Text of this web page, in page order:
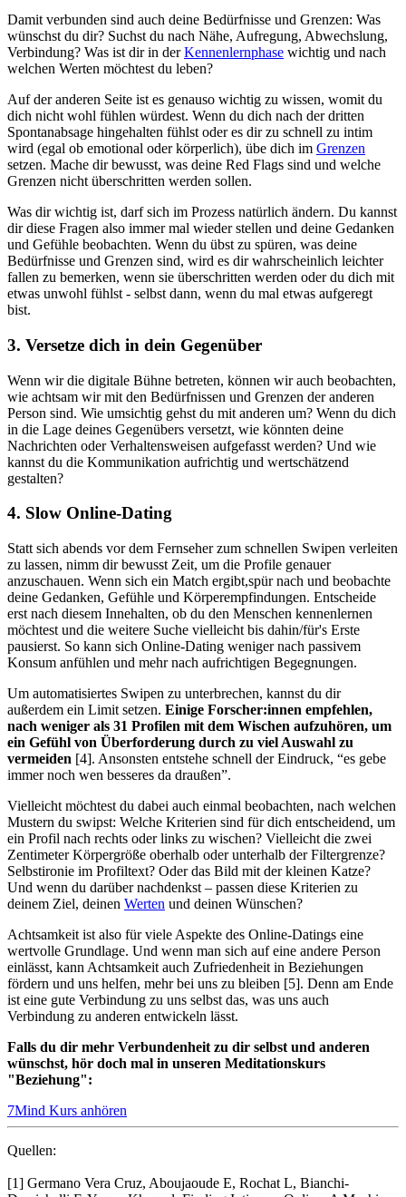
Damit verbunden sind auch deine Bedürfnisse und Grenzen: Was
wünschst du dir? Suchst du nach Nähe, Aufregung, Abwechslung,
Verbindung? Was ist dir in derKennenlernphase wichtig und nach
welchen Werten möchtest du leben?
Auf der anderen Seite ist es genauso wichtig zu wissen, womit du
dich nicht wohl fühlen würdest. Wenn du dich nach der dritten
Spontanabsage hingehalten fühlst oder es dir zu schnell zu intim
wird (egal ob emotional oder körperlich), übe dich im Grenzen
setzen. Mache dir bewusst, was deine Red Flags sind und welche
Grenzen nicht überschritten werden sollen.
Was dir wichtig ist, darf sich im Prozess natürlich ändern. Du kannst
dir diese Fragen also immer mal wieder stellen und deine Gedanken
und Gefühle beobachten. Wenn du übst zu spüren, was deine
Bedürfnisse und Grenzen sind, wird es dir wahrscheinlich leichter
fallen zu bemerken, wenn sie überschritten werden oder du dich mit
etwas unwohl fühlst - selbst dann, wenn du mal etwas aufgeregt
bist.
3. Versetze dich in dein Gegenüber
Wenn wir die digitale Bühne betreten, können wir auch beobachten,
wie achtsam wir mit den Bedürfnissen und Grenzen der anderen
Person sind. Wie umsichtig gehst du mit anderen um? Wenn du dich
in die Lage deines Gegenübers versetzt, wie könnten deine
Nachrichten oder Verhaltensweisen aufgefasst werden? Und wie
kannst du die Kommunikation aufrichtig und wertschätzend
gestalten?
4. Slow Online-Dating
Statt sich abends vor dem Fernseher zum schnellen Swipen verleiten
zu lassen, nimm dir bewusst Zeit, um die Profile genauer
anzuschauen. Wenn sich ein Match ergibt,spür nach und beobachte
deine Gedanken, Gefühle und Körperempfindungen. Entscheide
erst nach diesem Innehalten, ob du den Menschen kennenlernen
möchtest und die weitere Suche vielleicht bis dahin/für's Erste
pausierst. So kann sich Online-Dating weniger nach passivem
Konsum anfühlen und mehr nach aufrichtigen Begegnungen.
Um automatisiertes Swipen zu unterbrechen, kannst du dir
außerdem ein Limit setzen. Einige Forscher:innen empfehlen,
nach weniger als 31 Profilen mit dem Wischen aufzuhören, um
ein Gefühl von Überforderung durch zu viel Auswahl zu
vermeiden [4]. Ansonsten entstehe schnell der Eindruck, “es gebe
immer noch wen besseres da draußen”.
Vielleicht möchtest du dabei auch einmal beobachten, nach welchen
Mustern du swipst: Welche Kriterien sind für dich entscheidend, um
ein Profil nach rechts oder links zu wischen? Vielleicht die zwei
Zentimeter Körpergröße oberhalb oder unterhalb der Filtergrenze?
Selbstironie im Profiltext? Oder das Bild mit der kleinen Katze?
Und wenn du darüber nachdenkst – passen diese Kriterien zu
deinem Ziel, deinen Werten und deinen Wünschen?
Achtsamkeit ist also für viele Aspekte des Online-Datings eine
wertvolle Grundlage. Und wenn man sich auf eine andere Person
einlässt, kann Achtsamkeit auch Zufriedenheit in Beziehungen
fördern und uns helfen, mehr bei uns zu bleiben [5]. Denn am Ende
ist eine gute Verbindung zu uns selbst das, was uns auch
Verbindung zu anderen entwickeln lässt.
Falls du dir mehr Verbundenheit zu dir selbst und anderen
wünschst, hör doch mal in unseren Meditationskurs
"Beziehung":
7Mind Kurs anhören
Quellen:
[1] Germano Vera Cruz, Aboujaoude E, Rochat L, Bianchi-